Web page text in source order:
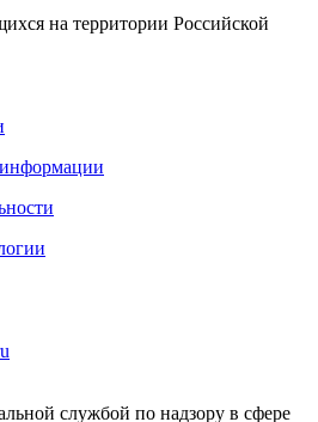
на территории Российской
информации
службой по надзору в сфере